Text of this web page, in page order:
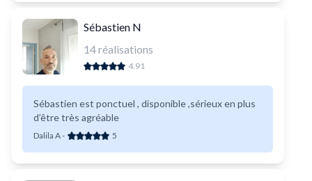
Sébastien N
14réalisations
4.91
Sébastien est ponctuel , disponible ,sérieux en plus
d’être très agréable
Dalila A- 5